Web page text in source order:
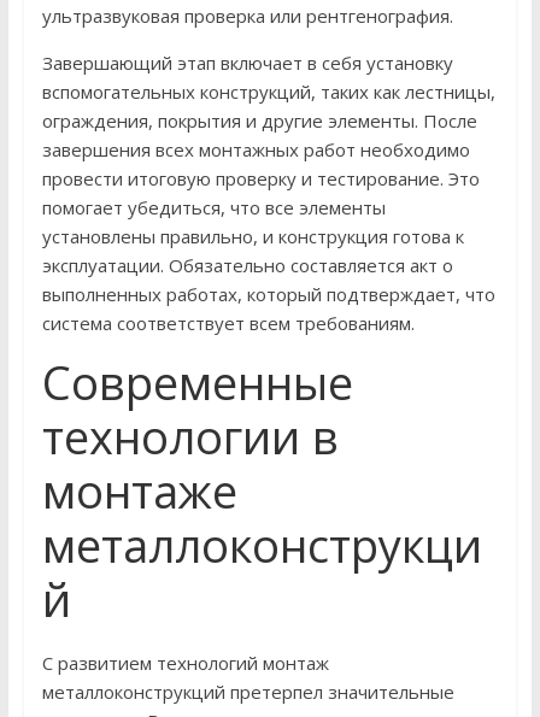
ультразвуковая проверка или рентгенография.
Завершающий этап включает в себя установку
вспомогательных конструкций, таких как лестницы,
ограждения, покрытия и другие элементы. После
завершения всех монтажных работ необходимо
провести итоговую проверку и тестирование. Это
помогает убедиться, что все элементы
установлены правильно, и конструкция готова к
эксплуатации. Обязательно составляется акт о
выполненных работах, который подтверждает, что
система соответствует всем требованиям.
Современные
технологии в
монтаже
металлоконструкци
й
С развитием технологий монтаж
металлоконструкций претерпел значительные